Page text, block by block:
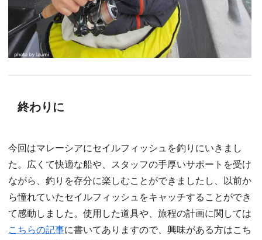
終わりに
今回はマレーシアにセイルフィッシュを釣りにいきまし
た。広くて快適な船や、スタッフの手厚いサポートを受け
ながら、釣りを存分に楽しむことができましたし、以前か
ら憧れていたセイルフィッシュをキャッチすることができ
て感動しました。使用した道具や、旅程の計画に関しては
こちらの記事に書いてありますので、興味がある方はこち